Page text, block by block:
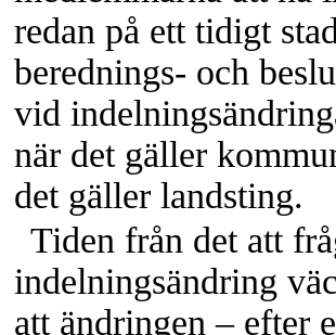
redan på ett tidigt
berednings- och
vid
när det gäller
det gäller landsting.
Tiden från det att
indelningsändring
att ändringen – efter